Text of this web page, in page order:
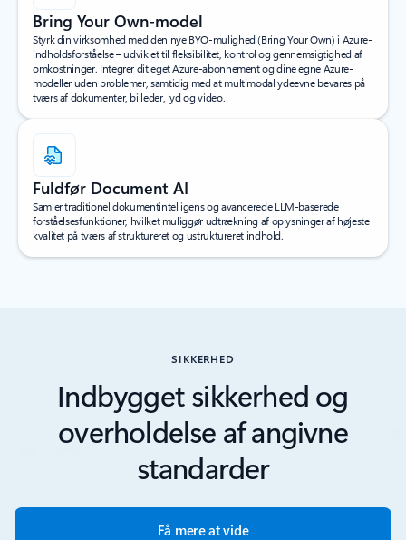
Bring Your Own-model
Styrk din virksomhed med den nye BYO-mulighed (Bring Your Own) i Azure-
indholdsforståelse – udviklet til fleksibilitet, kontrol og gennemsigtighed af
omkostninger. Integrer dit eget Azure-abonnement og dine egne Azure-
modeller uden problemer, samtidig med at multimodal ydeevne bevares på
tværs af dokumenter, billeder, lyd og video.
Fuldfør Document AI
Samler traditionel dokumentintelligens og avancerede LLM-baserede
forståelsesfunktioner, hvilket muliggør udtrækning af oplysninger af højeste
kvalitet på tværs af struktureret og ustruktureret indhold.
SIKKERHED
Indbygget sikkerhed og
overholdelse af angivne
standarder
Få mere at vide